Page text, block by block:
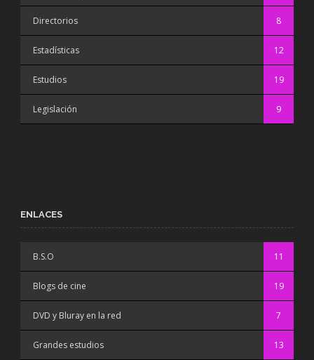
Directorios 8
Estadísticas 12
Estudios 19
Legislación 9
ENLACES
B.S.O 11
Blogs de cine 19
DVD y Bluray en la red 7
Grandes estudios 13